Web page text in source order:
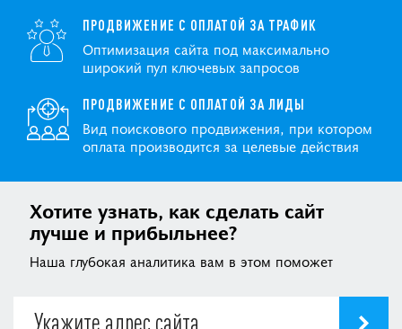
ПРОДВИЖЕНИЕ С ОПЛАТОЙ ЗА ТРАФИК
Оптимизация сайта под максимально
широкий пул ключевых запросов
ПРОДВИЖЕНИЕ С ОПЛАТОЙ ЗА ЛИДЫ
Вид поискового продвижения, при котором
оплата производится за целевые действия
Хотите узнать, как сделать сайт
лучше и прибыльнее?
Наша глубокая аналитика вам в этом поможет